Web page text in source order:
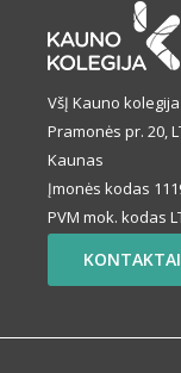
VšĮ Kauno kolegija
Pramonės pr. 20,
Kaunas
Įmonės kodas
PVM mok. kodas
KONTAKTAI